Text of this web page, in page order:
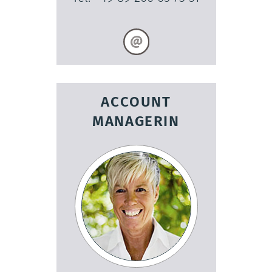
ACCOUNT
MANAGERIN